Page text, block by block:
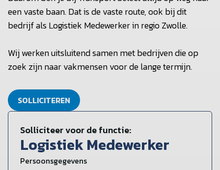
een vaste baan. Dat is de vaste route, ook bij dit
bedrijf als Logistiek Medewerker in regio Zwolle.
Wij werken uitsluitend samen met bedrijven die op
zoek zijn naar vakmensen voor de lange termijn.
SOLLICITEREN
Solliciteer voor de functie:
Logistiek Medewerker
Persoonsgegevens